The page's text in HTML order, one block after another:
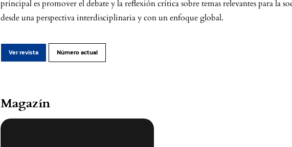
principal es promover el debate y la reflexión crítica sobre temas relevantes para la
desde una perspectiva interdisciplinaria y con un enfoque global.
Ver revista Número actual
Magazín